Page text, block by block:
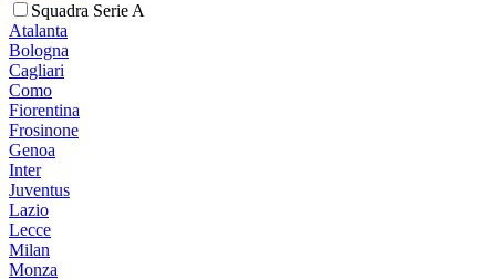
Squadra Serie A
Atalanta
Bologna
Cagliari
Como
Fiorentina
Frosinone
Genoa
Inter
Juventus
Lazio
Lecce
Milan
Monza